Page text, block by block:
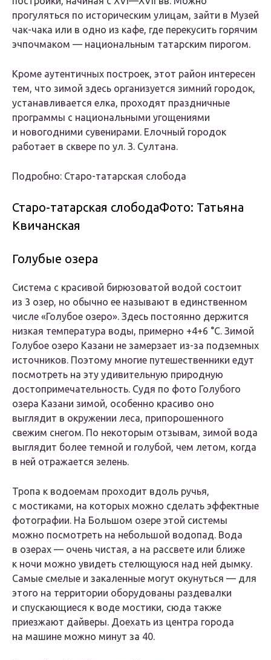
прогуляться по историческим улицам, зайти в Музей
чак-чака или в одно из кафе, где перекусить горячим
эчпочмаком — национальным татарским пирогом.
Кроме аутентичных построек, этот район интересен
тем, что зимой здесь организуется зимний городок,
устанавливается елка, проходят праздничные
программы с национальными угощениями
и новогодними сувенирами. Елочный городок
работает в сквере по ул. З. Султана.
Подробно: Старо-татарская слобода
Старо-татарская слободаФото: Татьяна
Квичанская
Голубые озера
Система с красивой бирюзоватой водой состоит
из 3 озер, но обычно ее называют в единственном
числе «Голубое озеро». Здесь постоянно держится
низкая температура воды, примерно +4+6 °C. Зимой
Голубое озеро Казани не замерзает из-за подземных
источников. Поэтому многие путешественники едут
посмотреть на эту удивительную природную
достопримечательность. Судя по фото Голубого
озера Казани зимой, особенно красиво оно
выглядит в окружении леса, припорошенного
свежим снегом. По некоторым отзывам, зимой вода
выглядит более темной и голубой, чем летом, когда
в ней отражается зелень.
Тропа к водоемам проходит вдоль ручья,
с мостиками, на которых можно сделать эффектные
фотографии. На Большом озере этой системы
можно посмотреть на небольшой водопад. Вода
в озерах — очень чистая, а на рассвете или ближе
к ночи можно увидеть стелющуюся над ней дымку.
Самые смелые и закаленные могут окунуться — для
этого на территории оборудованы раздевалки
и спускающиеся к воде мостики, сюда также
приезжают дайверы. Доехать из центра города
на машине можно минут за 40.